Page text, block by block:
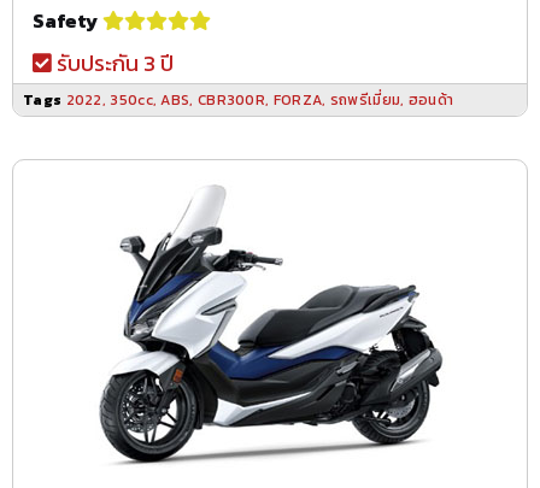
Safety
รับประกัน 3 ปี
Tags 2022, 350cc,ABS, CBR300R, FORZA, รถพรีเมี่ยม, ฮอนด้า